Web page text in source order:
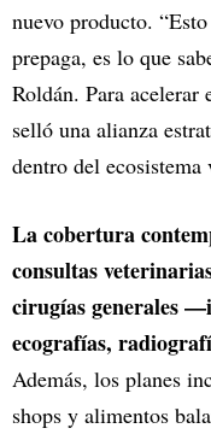
nuevo producto.
prepaga, es lo que
Roldán. Para
selló una alianza
dentro del ecosistema
La cobertura
consultas
cirugías generales
ecografías,
Además, los planes
shops y alimentos